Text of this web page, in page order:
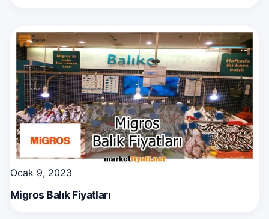
Ocak 9, 2023
Migros Balık Fiyatları